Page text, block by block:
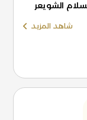
الشويعر
شاهد المزيد